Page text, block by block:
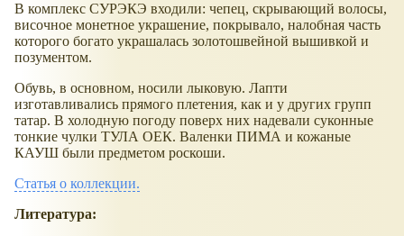
В комплекс СУРЭКЭ входили: чепец, скрывающий волосы,
височное монетное украшение, покрывало, налобная часть
которого богато украшалась золотошвейной вышивкой и
позументом.
Обувь, в основном, носили лыковую. Лапти
изготавливались прямого плетения, как и у других групп
татар. В холодную погоду поверх них надевали суконные
тонкие чулки ТУЛА ОЕК. Валенки ПИМА и кожаные
КАУШ были предметом роскоши.
Статья о коллекции.
Литература: